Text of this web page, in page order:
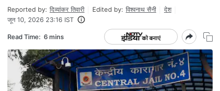
Reported by: दिव्यांकर तिवारी Edited by: विश्वनाथ सैनी
देश
जून 10, 2026 23:16 IST
Read Time: 6 mins